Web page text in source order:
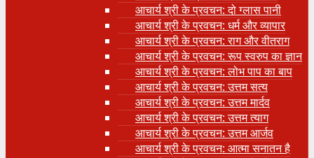
आचार्य श्री के प्रवचन: दो ग्लास पानी
आचार्य श्री के प्रवचन: धर्म और व्यापार
आचार्य श्री के प्रवचन: राग और वीतराग
आचार्य श्री के प्रवचन: रूप स्वरुप का ज्ञान
आचार्य श्री के प्रवचन: लोभ पाप का बाप
आचार्य श्री के प्रवचन: उत्तम सत्य
आचार्य श्री के प्रवचन: उत्तम मार्दव
आचार्य श्री के प्रवचन: उत्तम त्याग
आचार्य श्री के प्रवचन: उत्तम आर्जव
आचार्य श्री के प्रवचन: आत्मा सनातन है